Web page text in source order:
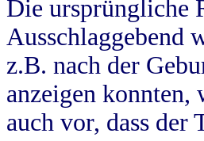
Die ursprüngliche
Ausschlaggebend
z.B. nach der
anzeigen konnten,
auch vor, dass